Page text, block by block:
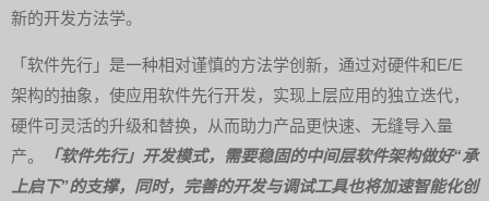
新的开发方法学。
「软件先行」是一种相对谨慎的方法学创新，通过对硬件和E/E
架构的抽象，使应用软件先行开发，实现上层应用的独立迭代，
硬件可灵活的升级和替换，从而助力产品更快速、无缝导入量
产。
「软件先行」开发模式，需要稳固的中间层软件架构做好“承
上启下”的支撑，同时，完善的开发与调试工具也将加速智能化创